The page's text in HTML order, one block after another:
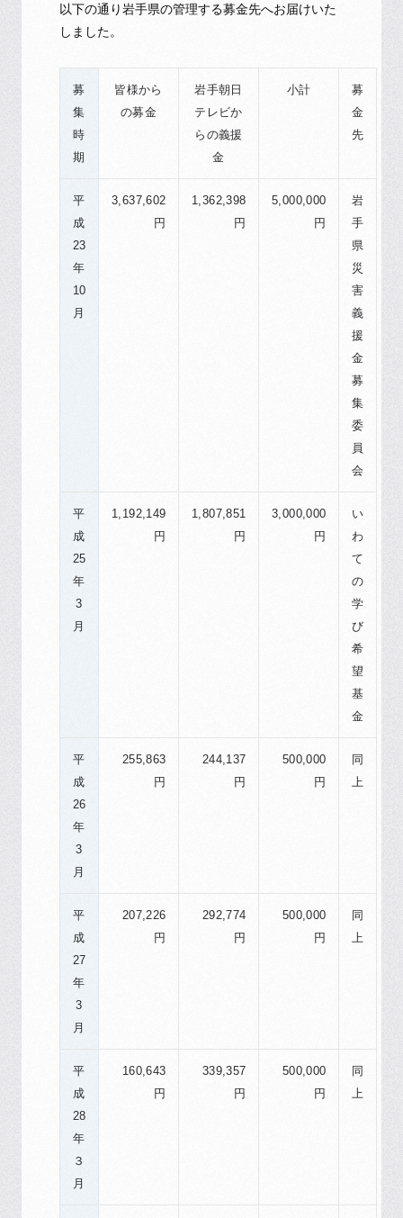
以下の通り岩手県の管理する募金先へお届けいた
しました。
募
集
時
期
皆様から
の募金
岩手朝日
テレビか
らの義援
金
小計
募
金
先
平
成
23
年
10
月
3,637,602
円
1,362,398
円
5,000,000
円
岩
手
県
災
害
義
援
金
募
集
委
員
会
平
成
25
年
3
月
1,192,149
円
1,807,851
円
3,000,000
円
い
わ
て
の
学
び
希
望
基
金
平
成
26
年
3
月
255,863
円
244,137
円
500,000
円
同
上
平
成
27
年
3
月
207,226
円
292,774
円
500,000
円
同
上
平
成
28
年
３
月
160,643
円
339,357
円
500,000
円
同
上